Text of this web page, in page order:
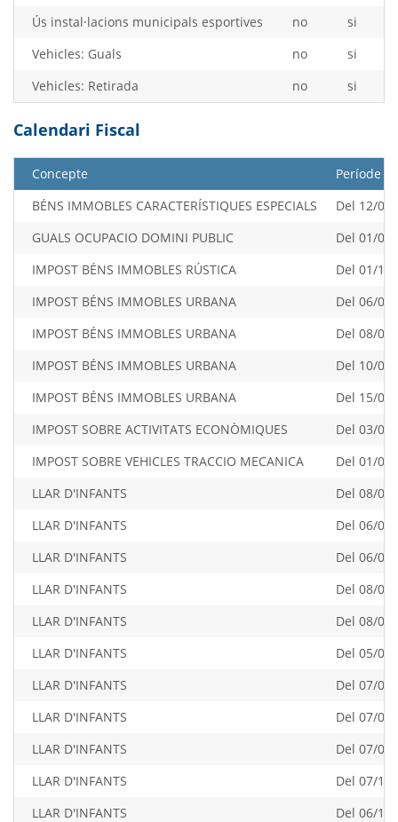
Ús instal·lacions municipals esportives no
si
Vehicles: Guals
no
si
Vehicles: Retirada
no si
Calendari Fiscal
Concepte
Període
BÉNS IMMOBLES CARACTERÍSTIQUES ESPECIALS
Del 12/
GUALS OCUPACIO DOMINI PUBLIC
Del 01/
IMPOST BÉNS IMMOBLES RÚSTICA
Del 01/
IMPOST BÉNS IMMOBLES URBANA
Del 06/
IMPOST BÉNS IMMOBLES URBANA
Del 08/
IMPOST BÉNS IMMOBLES URBANA
Del 10/
IMPOST BÉNS IMMOBLES URBANA
Del 15/
IMPOST SOBRE ACTIVITATS ECONÒMIQUES
Del 03/
IMPOST SOBRE VEHICLES TRACCIO MECANICA
Del 01/
LLAR D'INFANTS
Del 08/
LLAR D'INFANTS
Del 06/
LLAR D'INFANTS
Del 06/
LLAR D'INFANTS
Del 08/
LLAR D'INFANTS
Del 08/
LLAR D'INFANTS
Del 05/
LLAR D'INFANTS
Del 07/
LLAR D'INFANTS
Del 07/
LLAR D'INFANTS
Del 07/
LLAR D'INFANTS
Del 07/
LLAR D'INFANTS
Del 06/